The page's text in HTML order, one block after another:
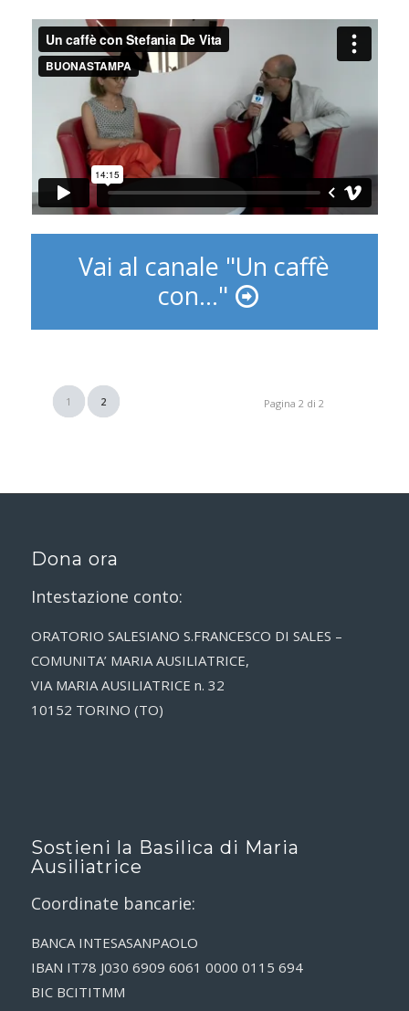
Vai al canale "Un caffè
con..."
Pagina 2 di 2
1 2
Dona ora
Intestazione conto:
ORATORIO SALESIANO S.FRANCESCO DI SALES –
COMUNITA’ MARIA AUSILIATRICE,
VIA MARIA AUSILIATRICE n. 32
10152 TORINO (TO)
Sostieni la Basilica di Maria
Ausiliatrice
Coordinate bancarie:
BANCA INTESASANPAOLO
IBAN IT78 J030 6909 6061 0000 0115 694
BIC BCITITMM